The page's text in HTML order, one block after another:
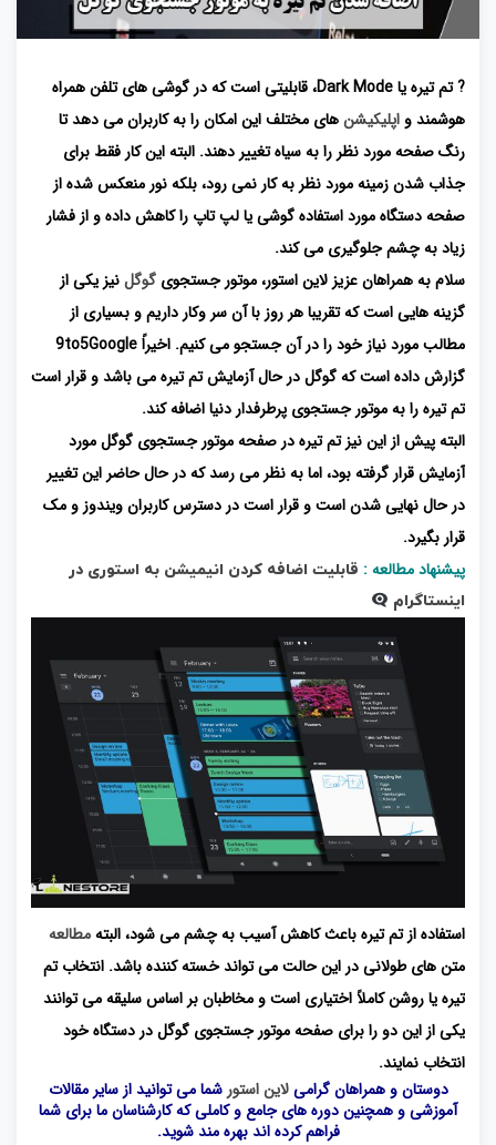
? تم تیره یا Dark Mode، قابلیتی است که در گوشی های تلفن همراه
هوشمند و اپلیکیشنهای مختلف این امکان را به کاربران می دهد تا
رنگ صفحه مورد نظر را به سیاه تغییر دهند. البته این کار فقط برای
جذاب شدن زمینه مورد نظر به کار نمی رود، بلکه نور منعکس شده از
صفحه دستگاه مورد استفاده گوشی یا لپ تاپ را کاهش داده و از فشار
زیاد به چشم جلوگیری می کند.
سلام به همراهان عزیز لاین استور، موتور جستجوی گوگلنیز یکی از
گزینه هایی است که تقریبا هر روز با آن سر وکار داریم و بسیاری از
مطالب مورد نیاز خود را در آن جستجو می کنیم. اخیراً9to5Google
گزارش داده است که گوگل در حال آزمایش تم تیره می باشد و قرار است
تم تیره را به موتور جستجوی پرطرفدار دنیا اضافه کند.
البته پیش از این نیز تم تیره در صفحه موتور جستجوی گوگل مورد
آزمایش قرار گرفته بود، اما به نظر می رسد که در حال حاضر این تغییر
در حال نهایی شدن است و قرار است در دسترس کاربران ویندوز و مک
قرار بگیرد.
پیشنهاد مطالعه : قابلیت اضافه کردن انیمیشن به استوری در
اینستاگرام
استفاده از تم تیره باعث کاهش آسیب به چشم می شود، البتهمطالعه
متن های طولانی در این حالت می تواند خسته کننده باشد. انتخاب تم
تیره یا روشن کاملاً اختیاری است و مخاطبان بر اساس سلیقه می توانند
یکی از این دو را برای صفحه موتور جستجوی گوگل در دستگاه خود
انتخاب نمایند.
دوستان و همراهان گرامیلاین استور شما می توانید از سایر مقالات
آموزشی و همچنین دوره های جامع و کاملی که کارشناسان ما برای شما
فراهم کرده اند بهره مند شوید.